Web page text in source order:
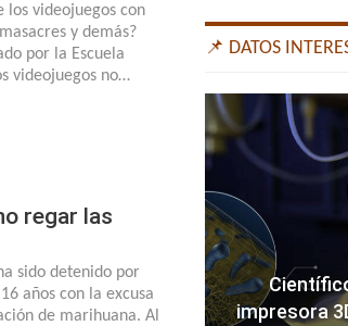
los videojuegos con
y demás?
por la Escuela
videojuegos no…
regar las
sido detenido por
años con la excusa
de marihuana. Al
📌 DATOS
impresora